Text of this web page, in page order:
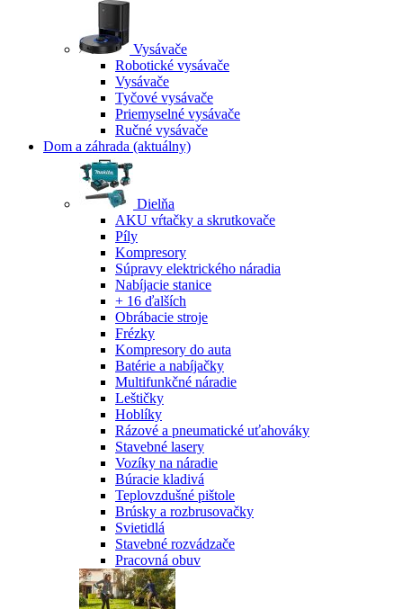
Vysávače
Robotické vysávače
Vysávače
Tyčové vysávače
Priemyselné vysávače
Ručné vysávače
Dom a záhrada (aktuálny)
Dielňa
AKU vŕtačky a skrutkovače
Píly
Kompresory
Súpravy elektrického náradia
Nabíjacie stanice
+ 16 ďalších
Obrábacie stroje
Frézky
Kompresory do auta
Batérie a nabíjačky
Multifunkčné náradie
Leštičky
Hoblíky
Rázové a pneumatické uťahováky
Stavebné lasery
Vozíky na náradie
Búracie kladivá
Teplovzdušné pištole
Brúsky a rozbrusovačky
Svietidlá
Stavebné rozvádzače
Pracovná obuv